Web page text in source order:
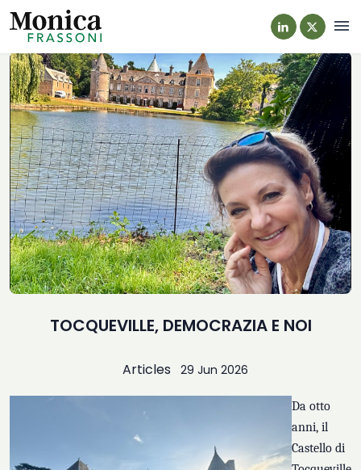
TOCQUEVILLE, DEMOCRAZIA E NOI
Articles 29 Jun 2026
Da otto
anni, il
Castello di